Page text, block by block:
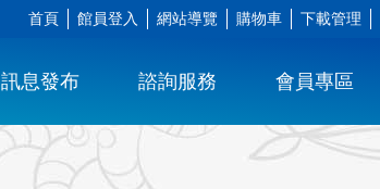
首頁 館員登入 網站導覽 購物車 下載管理
訊息發布 諮詢服務 會員專區